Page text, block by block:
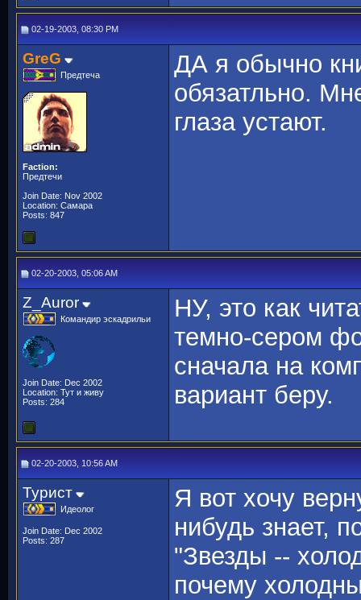
02-19-2003, 08:30 PM
GreG
Предтеча
Faction:
Предтечи
Join Date: Nov 2002
Location: Самара
Posts: 847
ДА я обычно
обязатльно.
глаза устают.
02-20-2003, 05:06 AM
Z_Auror
Командир эскадрильи
Join Date: Dec 2002
Location: Тут и живу
Posts: 284
НУ, это как
темно-сером
сначала на
вариант беру.
02-20-2003, 10:56 AM
Турист
Идеолог
Join Date: Dec 2002
Posts: 287
Я вот хочу
нибудь знает,
"Звезды --
почему